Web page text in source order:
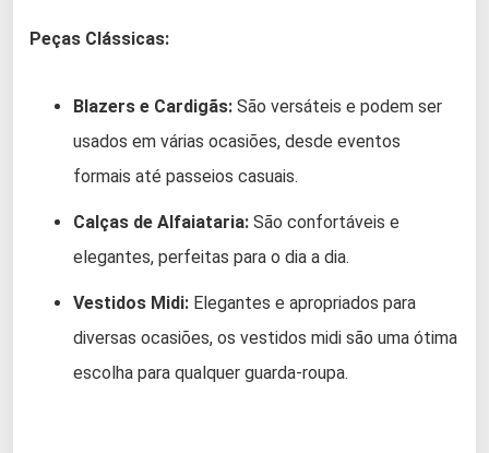
Peças Clássicas:
Blazers e Cardigãs: São versáteis e podem ser
usados em várias ocasiões, desde eventos
formais até passeios casuais.
Calças de Alfaiataria: São confortáveis e
elegantes, perfeitas para o dia a dia.
Vestidos Midi: Elegantes e apropriados para
diversas ocasiões, os vestidos midi são uma ótima
escolha para qualquer guarda-roupa.